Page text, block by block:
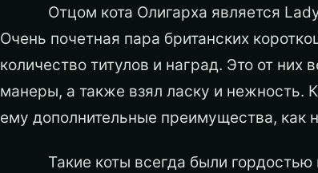
Отцом кота Олигарха является Lady
Очень почетная пара британских
количество титулов и наград. Это от
манеры, а также взял ласку и нежность.
ему дополнительные преимущества, как
Такие коты всегда были гордостью